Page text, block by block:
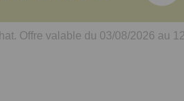
cuisine
de cuisine malins
intimité
Offre valable du 03/08/2026 au